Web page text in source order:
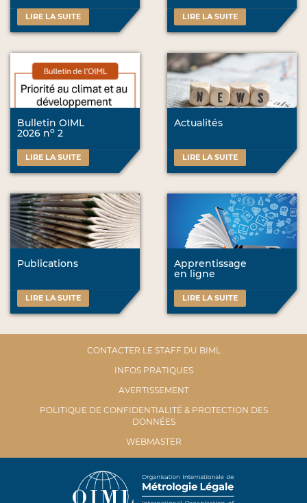
LIRE LA SUITE LIRE LA SUITE
Bulletin OIML
2026 no 2
LIRE LA SUITE
Actualités
LIRE LA SUITE
Publications
LIRE LA SUITE
Apprentissage
en ligne
LIRE LA SUITE
CONTACTER LE STAFF DU BIML
INFOS PRATIQUES
AVERTISSEMENT
POLITIQUE DE CONFIDENTIALITÉ & PROTECTION DES
DONNÉES
WEBMASTER